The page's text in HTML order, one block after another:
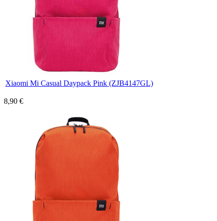
Xiaomi Mi Casual Daypack Pink (ZJB4147GL)
8,90 €